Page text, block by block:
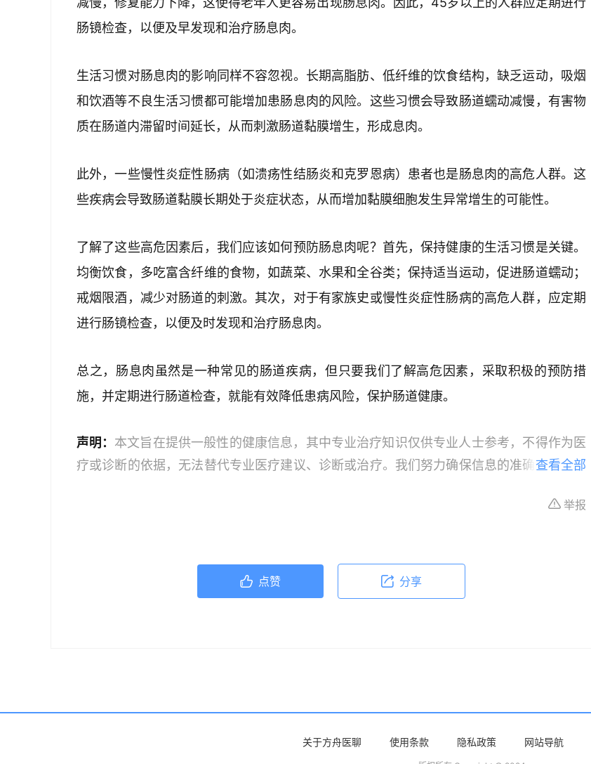
肠镜检查，以便及早发现和治疗肠息肉。
生活习惯对肠息肉的影响同样不容忽视。长期高脂肪、低纤维的饮食结构，缺乏运动，吸烟
和饮酒等不良生活习惯都可能增加患肠息肉的风险。这些习惯会导致肠道蠕动减慢，有害物
质在肠道内滞留时间延长，从而刺激肠道黏膜增生，形成息肉。
此外，一些慢性炎症性肠病（如溃疡性结肠炎和克罗恩病）患者也是肠息肉的高危人群。这
些疾病会导致肠道黏膜长期处于炎症状态，从而增加黏膜细胞发生异常增生的可能性。
了解了这些高危因素后，我们应该如何预防肠息肉呢？首先，保持健康的生活习惯是关键。
均衡饮食，多吃富含纤维的食物，如蔬菜、水果和全谷类；保持适当运动，促进肠道蠕动；
戒烟限酒，减少对肠道的刺激。其次，对于有家族史或慢性炎症性肠病的高危人群，应定期
进行肠镜检查，以便及时发现和治疗肠息肉。
总之，肠息肉虽然是一种常见的肠道疾病，但只要我们了解高危因素，采取积极的预防措
施，并定期进行肠道检查，就能有效降低患病风险，保护肠道健康。
声明： 本文旨在提供一般性的健康信息，其中专业治疗知识仅供专业人士参考，不得作为医
疗或诊断的依据，无法替代专业医疗建议、诊断或治疗。我们努力确保信息的准确性，但本
策时，应咨询合格的医疗专业人员。对于依据本文内容采取的任何行动，本文作者、出版方
查看全部
举报
点赞 分享
关于方舟医聊 使用条款 隐私政策 网站导航